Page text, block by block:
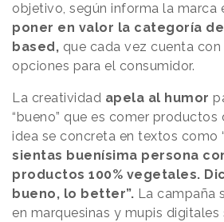
objetivo, según informa la marca
poner en valor la categoría
based, que cada vez cuenta
opciones para el consumidor.
La creatividad apela al humor
“bueno” que es comer
idea se concreta en textos como “
sientas buenísima persona
productos 100% vegetales.
bueno, lo better”. La campaña
en marquesinas y mupis digitales